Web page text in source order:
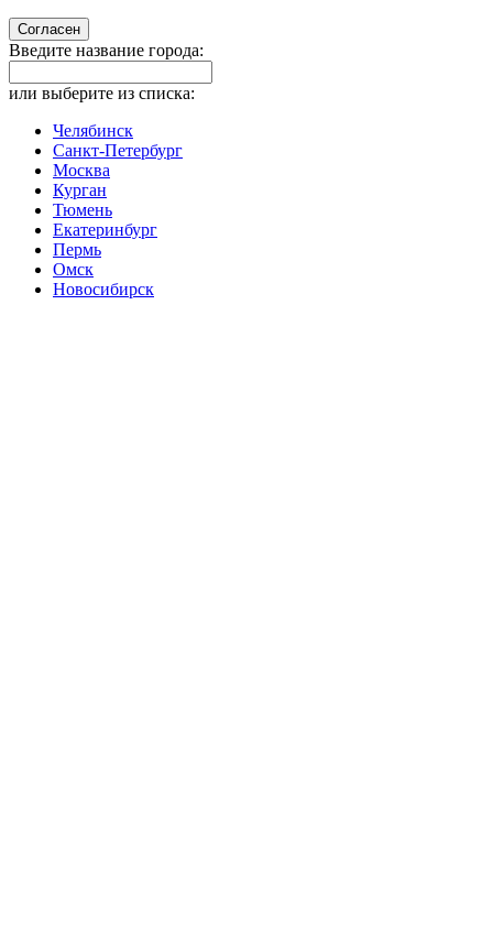
Согласен
Введите название города:
или выберите из списка:
Челябинск
Санкт-Петербург
Москва
Курган
Тюмень
Екатеринбург
Пермь
Омск
Новосибирск